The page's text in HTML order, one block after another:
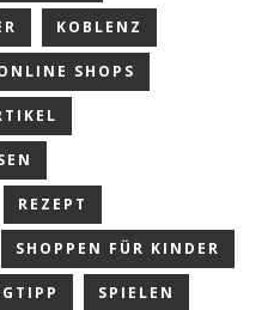
KOBLENZ
SHOPS
REZEPT
SHOPPEN FÜR KINDER
SPIELEN